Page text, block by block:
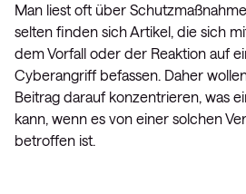
Man liest oft über
selten finden sich Artikel, die sich
dem Vorfall oder der Reaktion auf
Cyberangriff befassen. Daher
Beitrag darauf konzentrieren, was
kann, wenn es von einer solchen
betroffen ist.